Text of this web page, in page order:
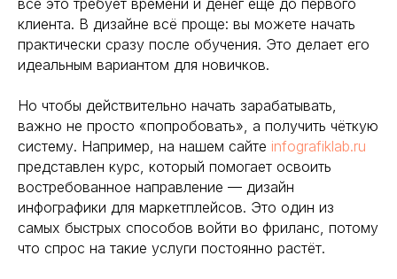
всё это требует времени и денег ещё до первого
клиента. В дизайне всё проще: вы можете начать
практически сразу после обучения. Это делает его
идеальным вариантом для новичков.
Но чтобы действительно начать зарабатывать,
важно не просто «попробовать», а получить чёткую
систему. Например, на нашем сайте infografiklab.ru
представлен курс, который помогает освоить
востребованное направление — дизайн
инфографики для маркетплейсов. Это один из
самых быстрых способов войти во фриланс, потому
что спрос на такие услуги постоянно растёт.